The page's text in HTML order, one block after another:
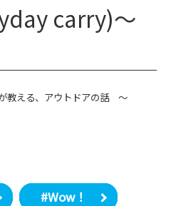
carry)～
教える、アウトドアの話 ～
#Wow！